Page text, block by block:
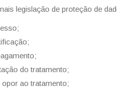
legislação de proteção de
do tratamento;
opor ao tratamento;